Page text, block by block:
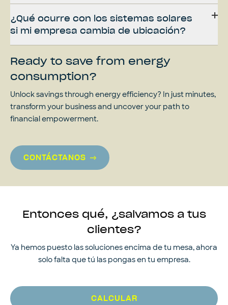
¿Qué ocurre con los sistemas solares
si mi empresa cambia de ubicación?
Ready to save from energy
consumption?
Unlock savings through energy efficiency? In just minutes,
transform your business and uncover your path to
financial empowerment.
CONTÁCTANOS
Entonces qué, ¿salvamos a tus
clientes?
Ya hemos puesto las soluciones encima de tu mesa, ahora
solo falta que tú las pongas en tu empresa.
CALCULAR